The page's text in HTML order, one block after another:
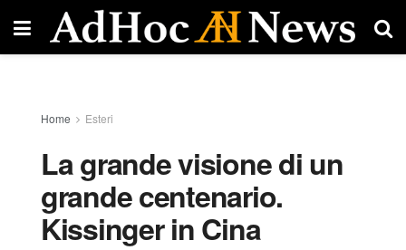
Home Esteri
La grande visione di un
grande centenario.
Kissinger in Cina